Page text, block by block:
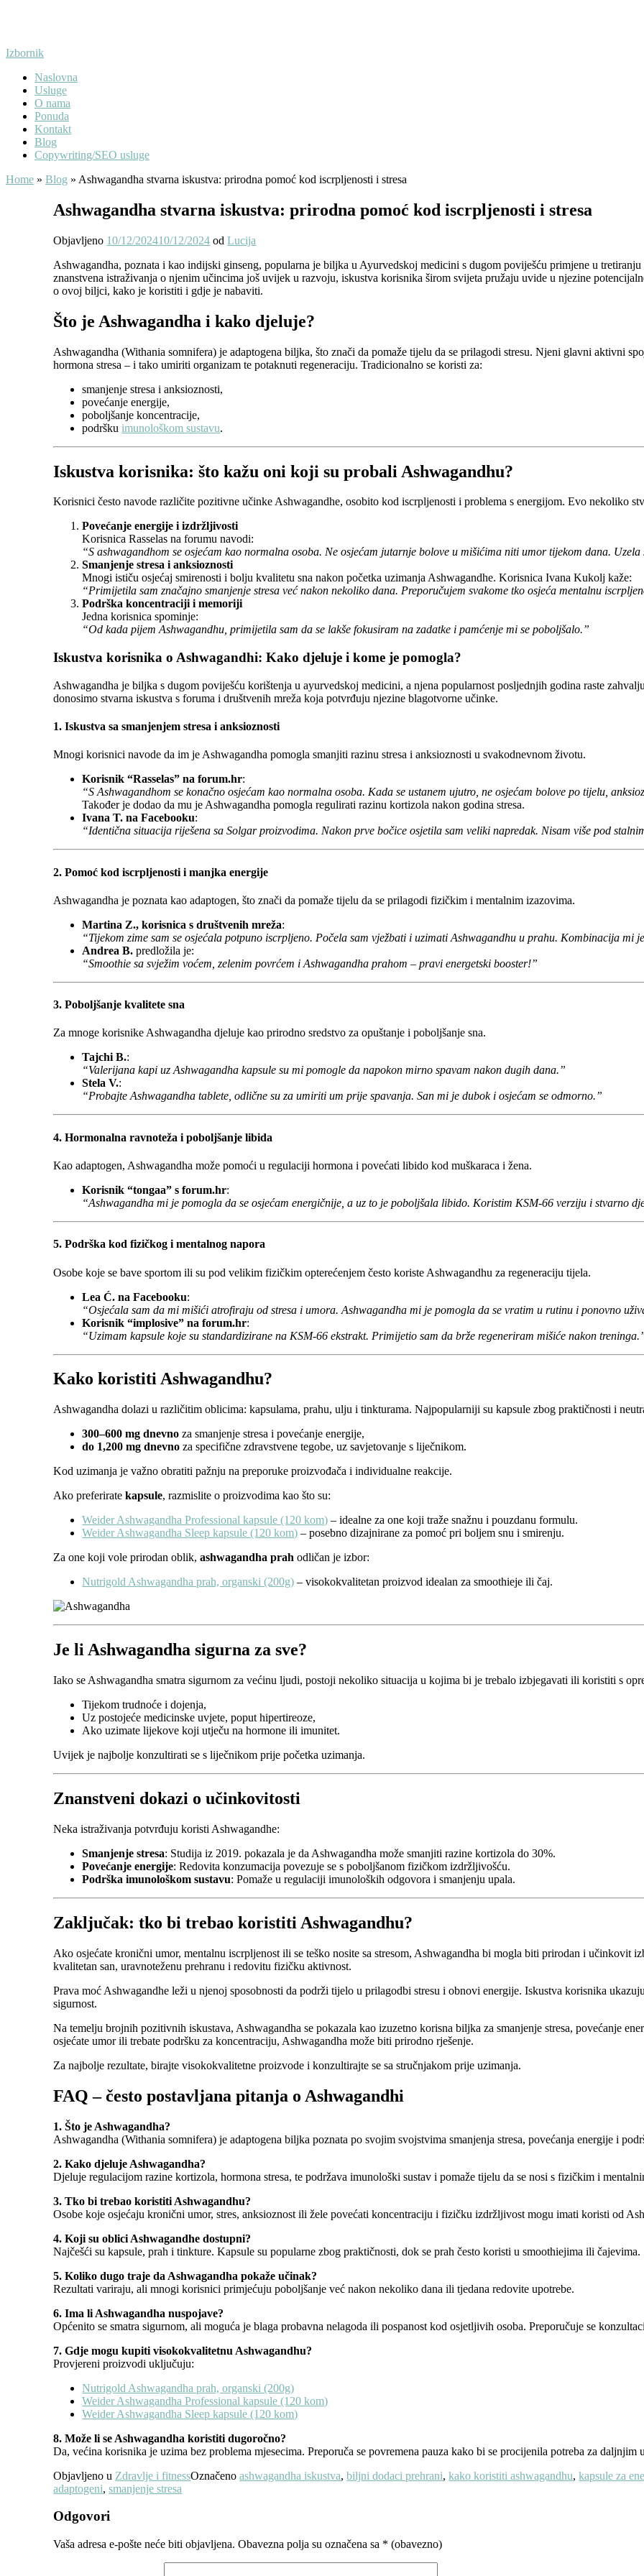
Izbornik
Naslovna
Usluge
O nama
Ponuda
Kontakt
Blog
Copywriting/SEO usluge
Home » Blog » Ashwagandha stvarna iskustva: prirodna pomoć kod iscrpljenosti i stresa
Ashwagandha stvarna iskustva: prirodna pomoć kod iscrpljenosti i stresa
Objavljeno 10/12/202410/12/2024 odLucija
Ashwagandha, poznata i kao indijski ginseng, popularna je biljka u Ayurvedskoj medicini s dugom poviješću primjene u
znanstvena istraživanja o njenim učincima još uvijek u razvoju, iskustva korisnika širom svijeta pružaju uvide u njezine
o ovoj biljci, kako je koristiti i gdje je nabaviti.
Što je Ashwagandha i kako djeluje?
Ashwagandha (Withania somnifera) je adaptogena biljka, što znači da pomaže tijelu da se prilagodi stresu. Njeni glavni aktivni
hormona stresa – i tako umiriti organizam te potaknuti regeneraciju. Tradicionalno se koristi za:
smanjenje stresa i anksioznosti,
povećanje energije,
poboljšanje koncentracije,
podrškuimunološkom sustavu.
Iskustva korisnika: što kažu oni koji su probali Ashwagandhu?
Korisnici često navode različite pozitivne učinke Ashwagandhe, osobito kod iscrpljenosti i problema s energijom. Evo nekoliko
Povećanje energije i izdržljivosti
Korisnica Rasselas na forumu navodi:
“S ashwagandhom se osjećam kao normalna osoba. Ne osjećam jutarnje bolove u mišićima niti umor tijekom dana.
Smanjenje stresa i anksioznosti
Mnogi ističu osjećaj smirenosti i bolju kvalitetu sna nakon početka uzimanja Ashwagandhe. Korisnica Ivana Kukolj kaže:
“Primijetila sam značajno smanjenje stresa već nakon nekoliko dana. Preporučujem svakome tko osjeća mentalnu
Podrška koncentraciji i memoriji
Jedna korisnica spominje:
“Od kada pijem Ashwagandhu, primijetila sam da se lakše fokusiram na zadatke i pamćenje mi se poboljšalo.”
Iskustva korisnika o Ashwagandhi: Kako djeluje i kome je pomogla?
Ashwagandha je biljka s dugom poviješću korištenja u ayurvedskoj medicini, a njena popularnost posljednjih godina raste
donosimo stvarna iskustva s foruma i društvenih mreža koja potvrđuju njezine blagotvorne učinke.
1. Iskustva sa smanjenjem stresa i anksioznosti
Mnogi korisnici navode da im je Ashwagandha pomogla smanjiti razinu stresa i anksioznosti u svakodnevnom životu.
Korisnik “Rasselas” na forum.hr:
“S Ashwagandhom se konačno osjećam kao normalna osoba. Kada se ustanem ujutro, ne osjećam bolove po tijelu,
Također je dodao da mu je Ashwagandha pomogla regulirati razinu kortizola nakon godina stresa.
Ivana T. na Facebooku:
“Identična situacija riješena sa Solgar proizvodima. Nakon prve bočice osjetila sam veliki napredak. Nisam više pod
2. Pomoć kod iscrpljenosti i manjka energije
Ashwagandha je poznata kao adaptogen, što znači da pomaže tijelu da se prilagodi fizičkim i mentalnim izazovima.
Martina Z., korisnica s društvenih mreža:
“Tijekom zime sam se osjećala potpuno iscrpljeno. Počela sam vježbati i uzimati Ashwagandhu u prahu. Kombinacija mi
Andrea B. predložila je:
“Smoothie sa svježim voćem, zelenim povrćem i Ashwagandha prahom – pravi energetski booster!”
3. Poboljšanje kvalitete sna
Za mnoge korisnike Ashwagandha djeluje kao prirodno sredstvo za opuštanje i poboljšanje sna.
Tajchi B.:
“Valerijana kapi uz Ashwagandha kapsule su mi pomogle da napokon mirno spavam nakon dugih dana.”
Stela V.:
“Probajte Ashwagandha tablete, odlične su za umiriti um prije spavanja. San mi je dubok i osjećam se odmorno.”
4. Hormonalna ravnoteža i poboljšanje libida
Kao adaptogen, Ashwagandha može pomoći u regulaciji hormona i povećati libido kod muškaraca i žena.
Korisnik “tongaa” s forum.hr:
“Ashwagandha mi je pomogla da se osjećam energičnije, a uz to je poboljšala libido. Koristim KSM-66 verziju i stvarno
5. Podrška kod fizičkog i mentalnog napora
Osobe koje se bave sportom ili su pod velikim fizičkim opterećenjem često koriste Ashwagandhu za regeneraciju tijela.
Lea Ć. na Facebooku:
“Osjećala sam da mi mišići atrofiraju od stresa i umora. Ashwagandha mi je pomogla da se vratim u rutinu i ponovno
Korisnik “implosive” na forum.hr:
“Uzimam kapsule koje su standardizirane na KSM-66 ekstrakt. Primijetio sam da brže regeneriram mišiće nakon
Kako koristiti Ashwagandhu?
Ashwagandha dolazi u različitim oblicima: kapsulama, prahu, ulju i tinkturama. Najpopularniji su kapsule zbog praktičnosti i
300–600 mg dnevno za smanjenje stresa i povećanje energije,
do 1,200 mg dnevno za specifične zdravstvene tegobe, uz savjetovanje s liječnikom.
Kod uzimanja je važno obratiti pažnju na preporuke proizvođača i individualne reakcije.
Ako preferiratekapsule, razmislite o proizvodima kao što su:
Weider Ashwagandha Professional kapsule (120 kom) – idealne za one koji traže snažnu i pouzdanu formulu.
Weider Ashwagandha Sleep kapsule (120 kom) – posebno dizajnirane za pomoć pri boljem snu i smirenju.
Za one koji vole prirodan oblik,ashwagandha prah odličan je izbor:
Nutrigold Ashwagandha prah, organski (200g) – visokokvalitetan proizvod idealan za smoothieje ili čaj.
Je li Ashwagandha sigurna za sve?
Iako se Ashwagandha smatra sigurnom za većinu ljudi, postoji nekoliko situacija u kojima bi je trebalo izbjegavati ili koristiti s
Tijekom trudnoće i dojenja,
Uz postojeće medicinske uvjete, poput hipertireoze,
Ako uzimate lijekove koji utječu na hormone ili imunitet.
Uvijek je najbolje konzultirati se s liječnikom prije početka uzimanja.
Znanstveni dokazi o učinkovitosti
Neka istraživanja potvrđuju koristi Ashwagandhe:
Smanjenje stresa: Studija iz 2019. pokazala je da Ashwagandha može smanjiti razine kortizola do 30%.
Povećanje energije: Redovita konzumacija povezuje se s poboljšanom fizičkom izdržljivošću.
Podrška imunološkom sustavu: Pomaže u regulaciji imunoloških odgovora i smanjenju upala.
Zaključak: tko bi trebao koristiti Ashwagandhu?
Ako osjećate kronični umor, mentalnu iscrpljenost ili se teško nosite sa stresom, Ashwagandha bi mogla biti prirodan i učinkovit
kvalitetan san, uravnoteženu prehranu i redovitu fizičku aktivnost.
Prava moć Ashwagandhe leži u njenoj sposobnosti da podrži tijelo u prilagodbi stresu i obnovi energije. Iskustva korisnika
sigurnost.
Na temelju brojnih pozitivnih iskustava, Ashwagandha se pokazala kao izuzetno korisna biljka za smanjenje stresa, povećanje
osjećate umor ili trebate podršku za koncentraciju, Ashwagandha može biti prirodno rješenje.
Za najbolje rezultate, birajte visokokvalitetne proizvode i konzultirajte se sa stručnjakom prije uzimanja.
FAQ – često postavljana pitanja o Ashwagandhi
1. Što je Ashwagandha?
Ashwagandha (Withania somnifera) je adaptogena biljka poznata po svojim svojstvima smanjenja stresa, povećanja energije i
2. Kako djeluje Ashwagandha?
Djeluje regulacijom razine kortizola, hormona stresa, te podržava imunološki sustav i pomaže tijelu da se nosi s fizičkim i
3. Tko bi trebao koristiti Ashwagandhu?
Osobe koje osjećaju kronični umor, stres, anksioznost ili žele povećati koncentraciju i fizičku izdržljivost mogu imati koristi od
4. Koji su oblici Ashwagandhe dostupni?
Najčešći su kapsule, prah i tinkture. Kapsule su popularne zbog praktičnosti, dok se prah često koristi u smoothiejima ili čajevima.
5. Koliko dugo traje da Ashwagandha pokaže učinak?
Rezultati variraju, ali mnogi korisnici primjećuju poboljšanje već nakon nekoliko dana ili tjedana redovite upotrebe.
6. Ima li Ashwagandha nuspojave?
Općenito se smatra sigurnom, ali moguća je blaga probavna nelagoda ili pospanost kod osjetljivih osoba. Preporučuje se
7. Gdje mogu kupiti visokokvalitetnu Ashwagandhu?
Provjereni proizvodi uključuju:
Nutrigold Ashwagandha prah, organski (200g)
Weider Ashwagandha Professional kapsule (120 kom)
Weider Ashwagandha Sleep kapsule (120 kom)
8. Može li se Ashwagandha koristiti dugoročno?
Da, većina korisnika je uzima bez problema mjesecima. Preporuča se povremena pauza kako bi se procijenila potreba za daljnjim
Objavljeno u Zdravlje i fitnessOznačenoashwagandha iskustva,biljni dodaci prehrani,kako koristiti ashwagandhu,kapsule za
adaptogeni,smanjenje stresa
Odgovori
Vaša adresa e-pošte neće biti objavljena. Obavezna polja su označena sa * (obavezno)